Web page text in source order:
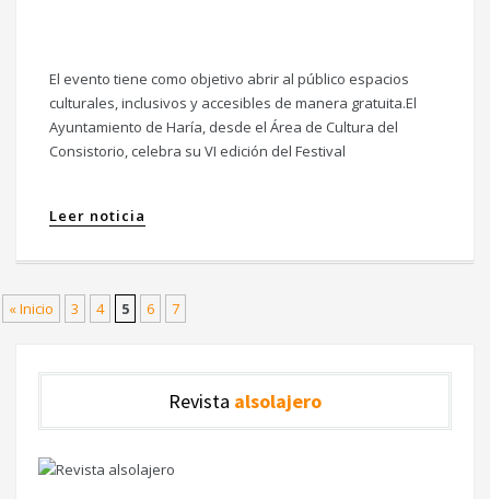
El evento tiene como objetivo abrir al público espacios
culturales, inclusivos y accesibles de manera gratuita.El
Ayuntamiento de Haría, desde el Área de Cultura del
Consistorio, celebra su VI edición del Festival
Leer noticia
« Inicio 3 4 5 6 7
Revista alsolajero